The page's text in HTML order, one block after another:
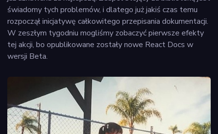
świadomy tych problemów, i dlatego już jakiś czas temu
rozpoczął inicjatywę całkowitego przepisania dokumentacji.
W zeszłym tygodniu mogliśmy zobaczyć pierwsze efekty
tej akcji, bo opublikowane zostały nowe React Docs w
wersji Beta.